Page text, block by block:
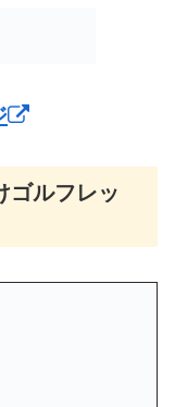
ゴルフレッ